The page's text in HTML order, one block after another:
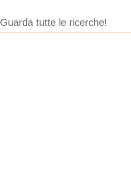
Guarda tutte le ricerche!